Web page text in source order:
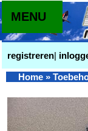
registreren|
MENU
Home »